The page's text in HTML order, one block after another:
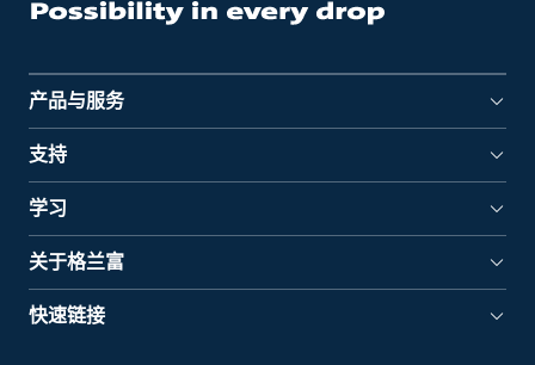
产品与服务
支持
学习
关于格兰富
快速链接